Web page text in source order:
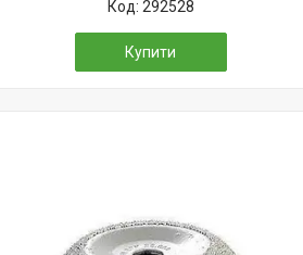
292528
Купити